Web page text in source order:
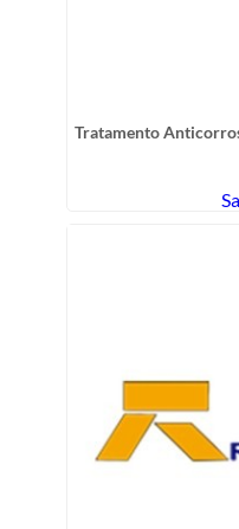
Tratamento